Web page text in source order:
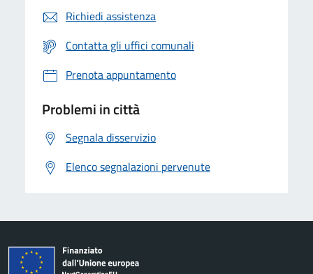
Richiedi assistenza
Contatta gli uffici comunali
Prenota appuntamento
Problemi in città
Segnala disservizio
Elenco segnalazioni pervenute